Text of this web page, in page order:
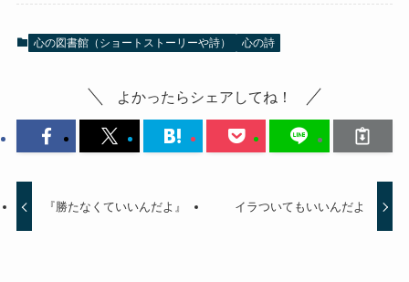
心の図書館（ショートストーリーや詩） 心の詩
よかったらシェアしてね！
『勝たなくていいんだよ』 イラついてもいいんだよ